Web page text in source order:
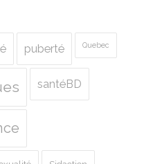
puberté Quebec
santéBD